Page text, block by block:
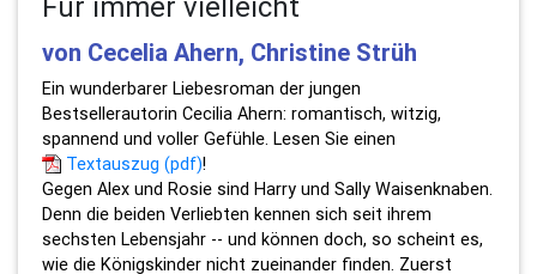
von Cecelia Ahern, Christine Strüh
Ein wunderbarer Liebesroman der jungen
Bestsellerautorin Cecilia Ahern: romantisch, witzig,
spannend und voller Gefühle. Lesen Sie einen
Textauszug (pdf)!
Gegen Alex und Rosie sind Harry und Sally Waisenknaben.
Denn die beiden Verliebten kennen sich seit ihrem
sechsten Lebensjahr -- und können doch, so scheint es,
wie die Königskinder nicht zueinander finden. Zuerst